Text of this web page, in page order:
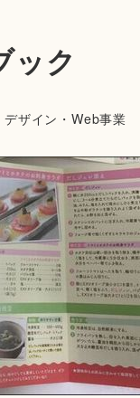
ック
ゴリー
デザイン・Web事業